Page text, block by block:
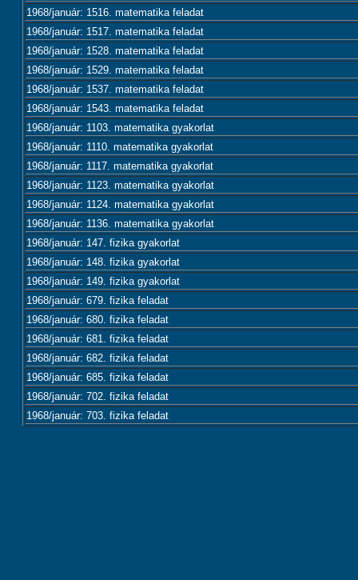
1968/január: 1516. matematika feladat
1968/január: 1517. matematika feladat
1968/január: 1528. matematika feladat
1968/január: 1529. matematika feladat
1968/január: 1537. matematika feladat
1968/január: 1543. matematika feladat
1968/január: 1103. matematika gyakorlat
1968/január: 1110. matematika gyakorlat
1968/január: 1117. matematika gyakorlat
1968/január: 1123. matematika gyakorlat
1968/január: 1124. matematika gyakorlat
1968/január: 1136. matematika gyakorlat
1968/január: 147. fizika gyakorlat
1968/január: 148. fizika gyakorlat
1968/január: 149. fizika gyakorlat
1968/január: 679. fizika feladat
1968/január: 680. fizika feladat
1968/január: 681. fizika feladat
1968/január: 682. fizika feladat
1968/január: 685. fizika feladat
1968/január: 702. fizika feladat
1968/január: 703. fizika feladat